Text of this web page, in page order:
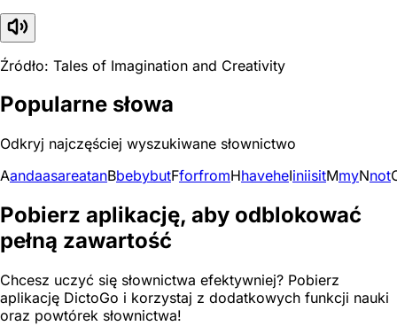
Źródło: Tales of Imagination and Creativity
Popularne słowa
Odkryj najczęściej wyszukiwane słownictwo
AandaasareatanBbebybutFforfromHhaveheIiniisitMmyNnot
Pobierz aplikację, aby odblokować
pełną zawartość
Chcesz uczyć się słownictwa efektywniej? Pobierz
aplikację DictoGo i korzystaj z dodatkowych funkcji nauki
oraz powtórek słownictwa!